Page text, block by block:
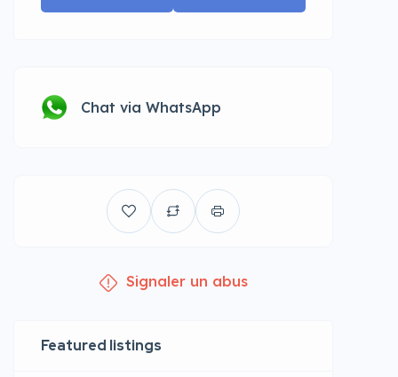
Chat via WhatsApp
Signaler un abus
Featured listings